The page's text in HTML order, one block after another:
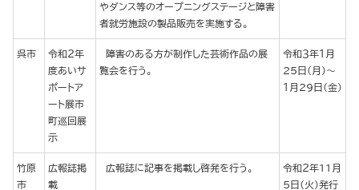
やダンス等のオープニングステージと障害
者就労施設の製品販売を実施する。
呉市
令和２年
度あいサ
ポートア
ート展市
町巡回展
示
障害のある方が制作した芸術作品の展
覧会を行う。
令和３年１月
25日(月)～
１月29日(金)
竹原
市
広報誌掲
載
広報誌に記事を掲載し啓発を行う。
令和２年11月
５日（火）発行